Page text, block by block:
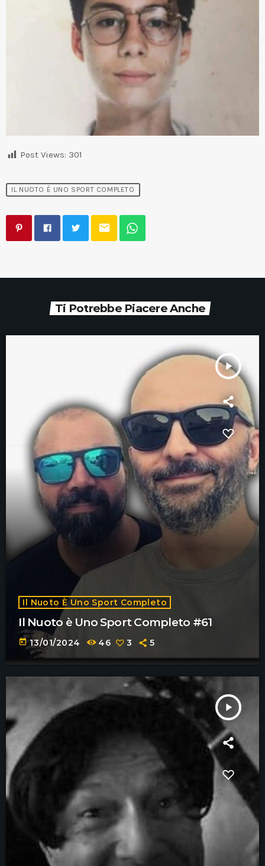
Post Views: 301
IL NUOTO È UNO SPORT COMPLETO
email
Ti Potrebbe Piacere Anche
play_arrow
Il Nuoto È Uno Sport Completo
Il Nuoto è Uno Sport Completo #61
today 13/01/2024 46 3 5
play_arrow